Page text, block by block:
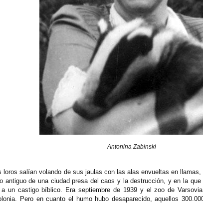
Antonina Zabinski
salían volando de sus jaulas con las alas envueltas en
antiguo de una ciudad presa del caos y la destrucción, y en la
un castigo bíblico. Era septiembre de 1939 y el zoo de
Pero en cuanto el humo hubo desaparecido, aquellos